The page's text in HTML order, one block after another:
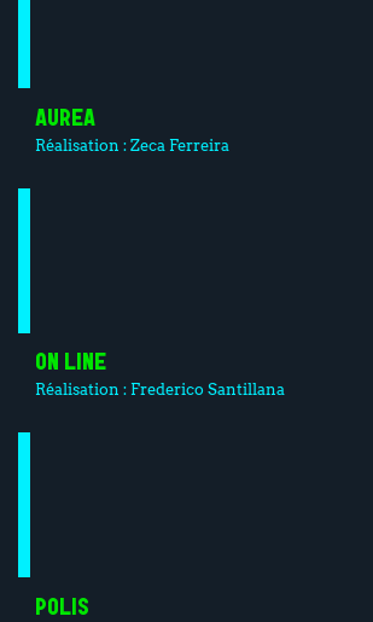
AUREA
Réalisation :Zeca Ferreira
ON LINE
Réalisation : Frederico Santillana
POLIS